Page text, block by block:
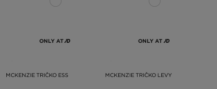
ONLY AT
MCKENZIE TRIČKO ESS
ONLY AT
MCKENZIE TRIČKO LEVY